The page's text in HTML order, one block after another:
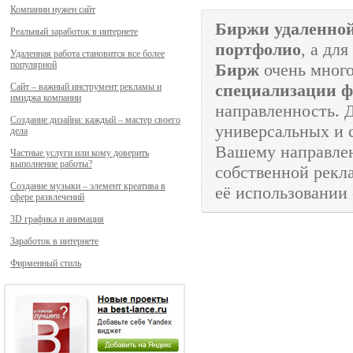
Компании нужен сайт
Реальный заработок в интернете
Удаленная работа становится все более
популярной
Сайт – важный инструмент рекламы и
имиджа компании
Создание дизайна: каждый – мастер своего
дела
Частные услуги или кому доверить
выполнение работы?
Создание музыки – элемент креатива в
сфере развлечений
3D графика и анимация
Заработок в интернете
Фирменный стиль
Биржи
портфолио, а
Бирж очень
специализации
направленность.
универсальных и
Вашему
собственной
её